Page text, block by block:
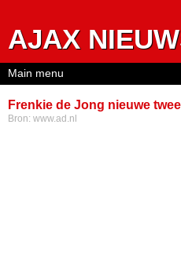
AJAX
Frenkie de Jong nieuwe
Bron: www.ad.nl
Main menu